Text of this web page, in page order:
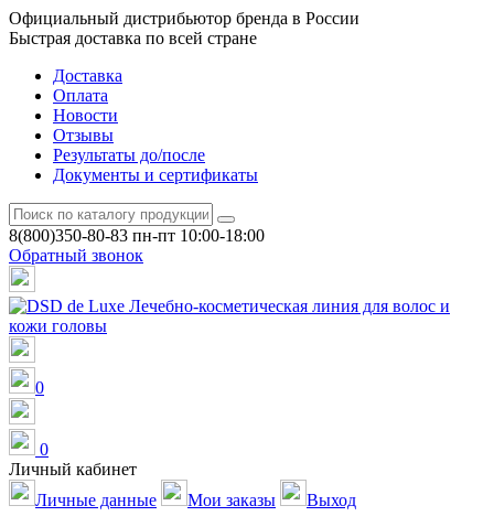
Официальный дистрибьютор бренда в России
Быстрая доставка по всей стране
Доставка
Оплата
Новости
Отзывы
Результаты до/после
Документы и сертификаты
8(800)350-80-83 пн-пт 10:00-18:00
Обратный звонок
0
0
Личный кабинет
Личные данные
Мои заказы
Выход